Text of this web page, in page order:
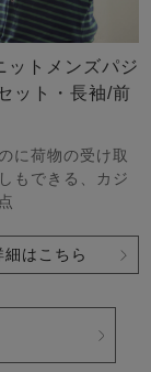
ットメンズパジ
ット・長袖/前
に荷物の受け取
もできる、カジ
細はこちら